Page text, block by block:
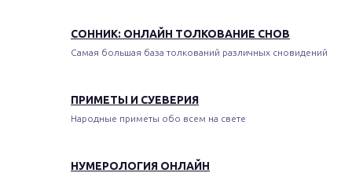
СОННИК: ОНЛАЙН ТОЛКОВАНИЕ СНОВ
Самая большая база толкований различных сновидений
ПРИМЕТЫ И СУЕВЕРИЯ
Народные приметы обо всем на свете
НУМЕРОЛОГИЯ ОНЛАЙН